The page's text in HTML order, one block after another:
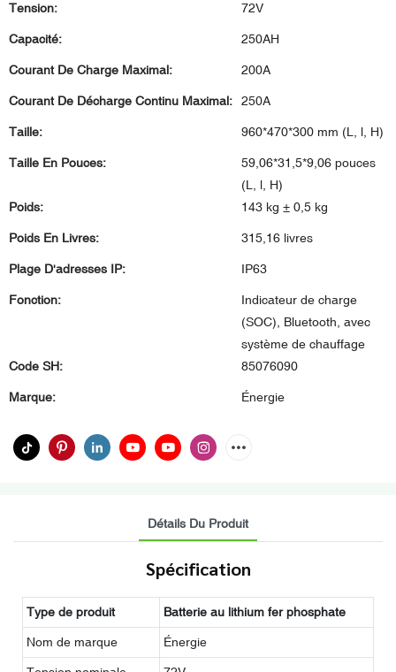
Tension: 72V
Capacité: 250AH
Courant De Charge Maximal: 200A
Courant De Décharge Continu Maximal: 250A
Taille: 960*470*300 mm (L, l, H)
Taille En Pouces:
59,06*31,5*9,06 pouces
(L, l, H)
Poids:
143 kg ± 0,5 kg
Poids En Livres: 315,16 livres
Plage D'adresses IP: IP63
Fonction:
Indicateur de charge
(SOC), Bluetooth, avec
système de chauffage
Code SH:
85076090
Marque: Énergie
Détails Du Produit
Spécification
Type de produit Batterie au lithium fer phosphate
Nom de marque Énergie